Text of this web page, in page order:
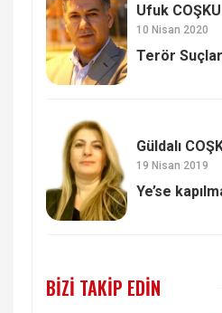
Ufuk
10 Nisan 2020
Terör
Güldalı
19 Nisan 2019
Ye’se
BIZI TAKIP EDIN